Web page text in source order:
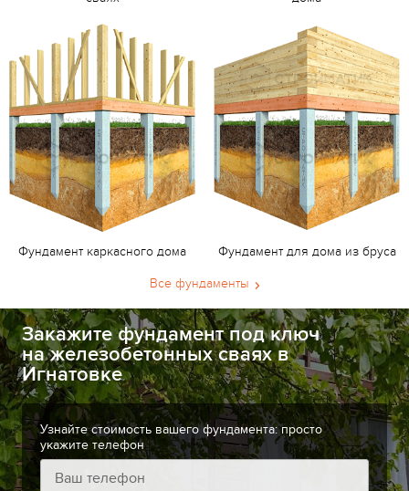
Фундамент каркасного дома Фундамент для дома из бруса
Все фундаменты
Закажите фундамент под ключ
на железобетонных сваях в
Игнатовке
Узнайте стоимость вашего фундамента: просто
укажите телефон